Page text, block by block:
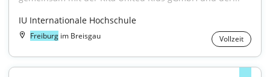
IU Internationale Hochschule
Freiburg im Breisgau Vollzeit